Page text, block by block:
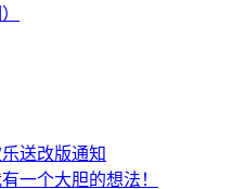
送改版通知
一个大胆的想法！